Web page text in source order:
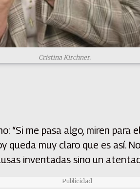
“Si me pasa algo, miren para
queda muy claro que es así.
inventadas sino un
Cristina Kirchner.
Publicidad